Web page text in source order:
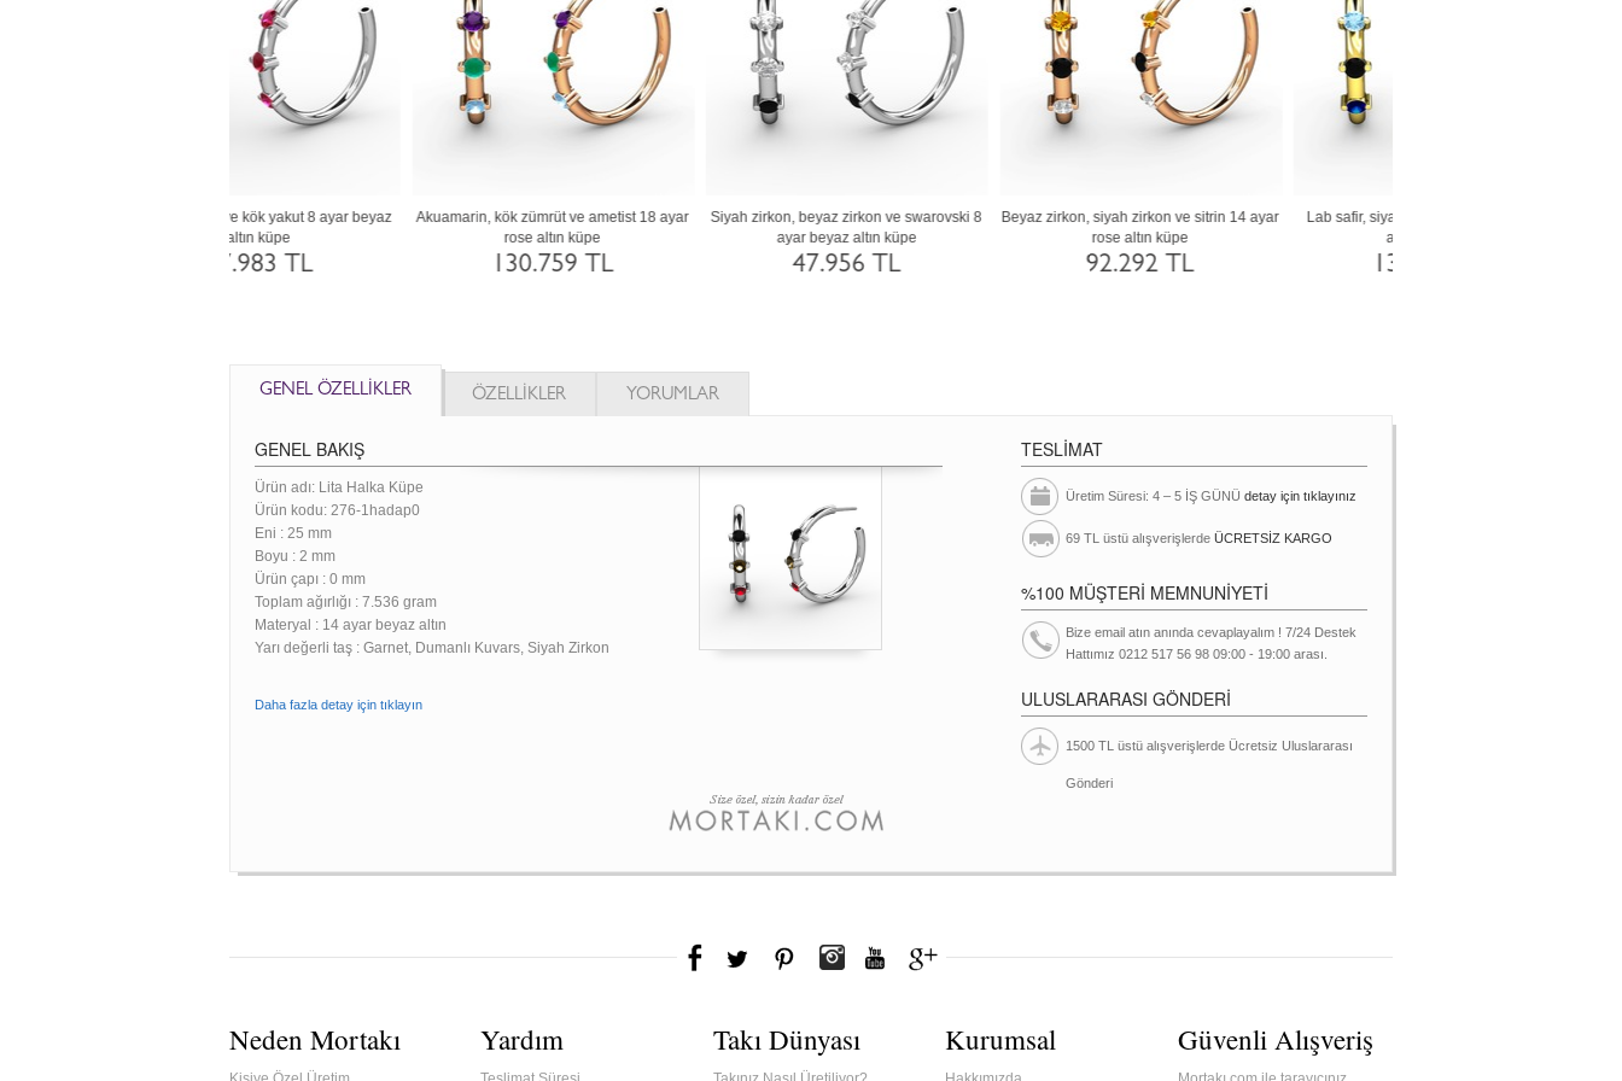
Lab safir, siyah zirkon ve akuamarin 18
130.744 TL
Kök yakut, peridot ve sitrin 14 ayar altın
92.328 TL
Yeşil kuvars, swarovski ve beyaz zirkon 14
ayar beyaz altın küpe
Akuamarin, rodolit garnet ve peridot 18
ayar beyaz altın küpe
130.744 TL
GENEL ÖZELLİKLER ÖZELLİKLER YORUMLAR
GENEL BAKIŞ
Ürün adı: Lita Halka Küpe
Ürün kodu: 276-1hadap0
Eni : 25 mm
Boyu : 2 mm
Ürün çapı : 0 mm
Toplam ağırlığı : 7.536 gram
Materyal : 14 ayar beyaz altın
Yarı değerli taş : Garnet, Dumanlı Kuvars, Siyah Zirkon
Daha fazla detay için tıklayın
TESLİMAT
Üretim Süresi: 4 – 5 İŞ GÜNÜ detay için tıklayınız
69 TL üstü alışverişlerde ÜCRETSİZ KARGO
%100 MÜŞTERİ MEMNUNİYETİ
Bize email atın anında cevaplayalım ! 7/24 Destek
Hattımız 0212 517 56 98 09:00 - 19:00 arası.
ULUSLARARASI GÖNDERİ
1500 TL üstü alışverişlerde Ücretsiz Uluslararası
Gönderi
Neden Mortakı Yardım Takı Dünyası Kurumsal Güvenli Alışveriş